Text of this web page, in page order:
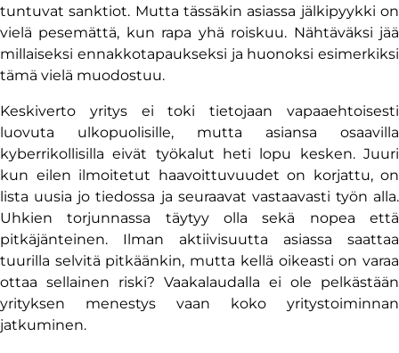
tuntuvat sanktiot. Mutta tässäkin asiassa jälkipyykki on
vielä pesemättä, kun rapa yhä roiskuu. Nähtäväksi jää
millaiseksi ennakkotapaukseksi ja huonoksi esimerkiksi
tämä vielä muodostuu.
Keskiverto yritys ei toki tietojaan vapaaehtoisesti
luovuta ulkopuolisille, mutta asiansa osaavilla
kyberrikollisilla eivät työkalut heti lopu kesken. Juuri
kun eilen ilmoitetut haavoittuvuudet on korjattu, on
lista uusia jo tiedossa ja seuraavat vastaavasti työn alla.
Uhkien torjunnassa täytyy olla sekä nopea että
pitkäjänteinen. Ilman aktiivisuutta asiassa saattaa
tuurilla selvitä pitkäänkin, mutta kellä oikeasti on varaa
ottaa sellainen riski? Vaakalaudalla ei ole pelkästään
yrityksen menestys vaan koko yritystoiminnan
jatkuminen.